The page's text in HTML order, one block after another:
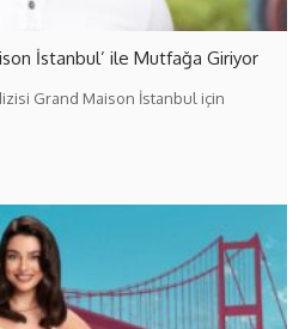
İstanbul’ ile Mutfağa Giriyor
Grand Maison İstanbul için